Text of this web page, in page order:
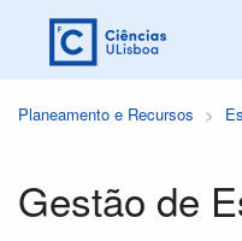
Planeamento e Recursos
Gestão de